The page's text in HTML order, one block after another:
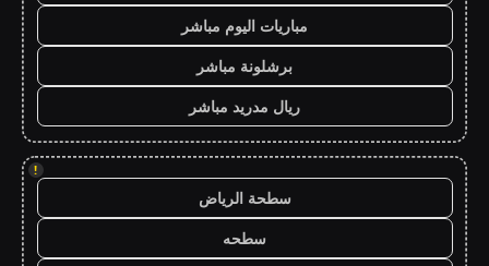
مباريات اليوم مباشر
برشلونة مباشر
ريال مدريد مباشر
!
سطحة الرياض
سطحه